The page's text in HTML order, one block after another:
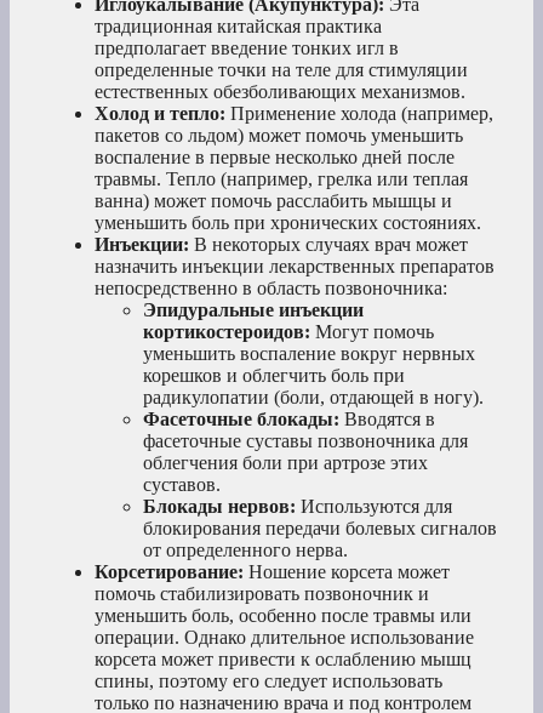
Иглоукалывание (Акупунктура): Эта
традиционная китайская практика
предполагает введение тонких игл в
определенные точки на теле для стимуляции
естественных обезболивающих механизмов.
Холод и тепло: Применение холода (например,
пакетов со льдом) может помочь уменьшить
воспаление в первые несколько дней после
травмы. Тепло (например, грелка или теплая
ванна) может помочь расслабить мышцы и
уменьшить боль при хронических состояниях.
Инъекции: В некоторых случаях врач может
назначить инъекции лекарственных препаратов
непосредственно в область позвоночника:
Эпидуральные инъекции
кортикостероидов: Могут помочь
уменьшить воспаление вокруг нервных
корешков и облегчить боль при
радикулопатии (боли, отдающей в ногу).
Фасеточные блокады: Вводятся в
фасеточные суставы позвоночника для
облегчения боли при артрозе этих
суставов.
Блокады нервов: Используются для
блокирования передачи болевых сигналов
от определенного нерва.
Корсетирование: Ношение корсета может
помочь стабилизировать позвоночник и
уменьшить боль, особенно после травмы или
операции. Однако длительное использование
корсета может привести к ослаблению мышц
спины, поэтому его следует использовать
только по назначению врача и под контролем